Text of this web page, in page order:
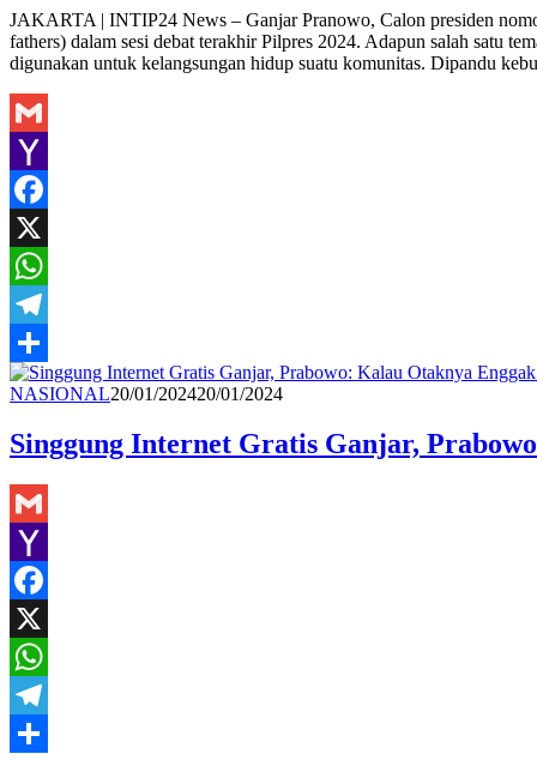
Share
JAKARTA | INTIP24 News – Ganjar Pranowo, Calon presiden
fathers) dalam sesi debat terakhir Pilpres 2024. Adapun salah satu
digunakan untuk kelangsungan hidup suatu komunitas. Dipandu
Gmail
Yahoo
Mail
Facebook
X
WhatsApp
Telegram
Share
NASIONALRedaksi
20/01/202420/01/2024
Singgung Internet Gratis Ganjar,
Gmail
Yahoo
Mail
Facebook
X
WhatsApp
Telegram